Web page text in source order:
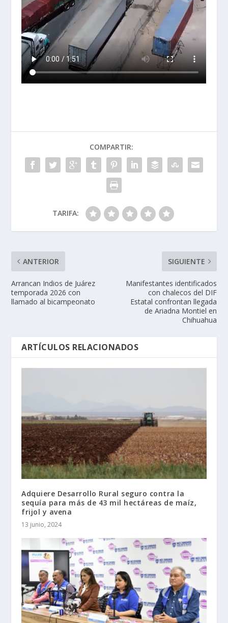
COMPARTIR:
TARIFA:
ANTERIOR
Arrancan Indios de Juárez
temporada 2026 con
llamado al bicampeonato
SIGUIENTE
Manifestantes identificados
con chalecos del DIF
Estatal confrontan llegada
de Ariadna Montiel en
Chihuahua
ARTÍCULOS RELACIONADOS
Adquiere Desarrollo Rural seguro contra la
sequía para más de 43 mil hectáreas de maíz,
frijol y avena
13 junio, 2024